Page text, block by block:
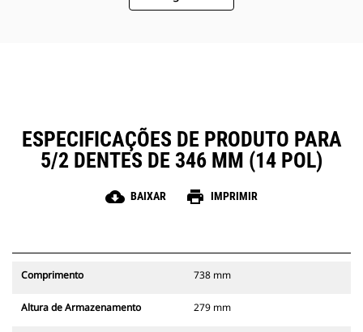
ESPECIFICAÇÕES DE PRODUTO PARA
5/2 DENTES DE 346 MM (14 POL)
cloud_download BAIXAR print IMPRIMIR
Comprimento 738 mm
Altura de Armazenamento 279 mm